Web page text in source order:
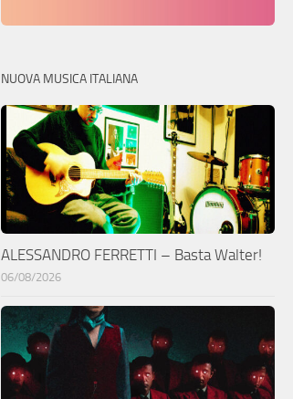
NUOVA MUSICA ITALIANA
ALESSANDRO FERRETTI – Basta Walter!
06/08/2026